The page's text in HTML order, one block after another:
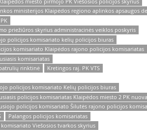
ministerijos Klaipėdos regiono aplinkos apsaugos
priežiūros skyrius administracinės veiklos poskyris
policijos komisariato kelių policijos biuras
komisariato Klaipėdos rajono policijos komisariatas
komisariatas
rinktinė
Kretingos raj. PK VTS
policijos komisariato Kelių policijos biuras
policijos komisariatas Klaipėdos miesto 2 PK
policijos komisariato Šilutės rajono policijos
Palangos policijos komisariatas
Viešosios tvarkos skyrius